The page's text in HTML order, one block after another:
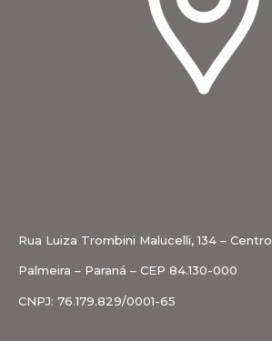
Rua Luiza Trombini Malucelli, 134 – Centro
Palmeira – Paraná – CEP 84.130-000
CNPJ: 76.179.829/0001-65